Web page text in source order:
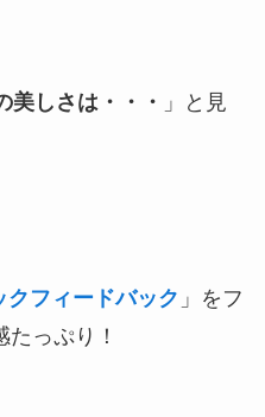
美しさは・・・ 」と見
クフィードバック 」をフ
っぷり！